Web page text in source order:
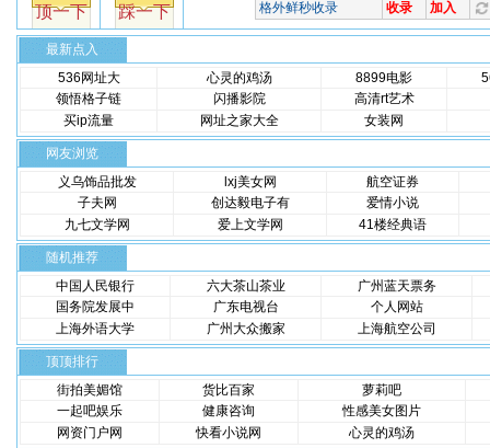
最新点入
536网址大
心灵的鸡汤 8899电影
领悟格子链
闪播影院
高清rt艺术
买ip流量
网址之家大全 女装网
网友浏览
义乌饰品批发
lxj美女网
航空证券
子夫网
创达毅电子有
爱情小说
九七文学网
爱上文学网 41楼经典语
随机推荐
中国人民银行
六大茶山茶业
广州蓝天票务
国务院发展中
广东电视台
个人网站
上海外语大学
广州大众搬家 上海航空公司
顶顶排行
街拍美媚馆
货比百家
萝莉吧
一起吧娱乐
健康咨询
性感美女图片
网资门户网
快看小说网 心灵的鸡汤